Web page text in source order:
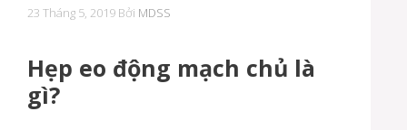
23 Tháng 5, 2019 Bởi MDSS
Hẹp eo động mạch chủ là
gì?